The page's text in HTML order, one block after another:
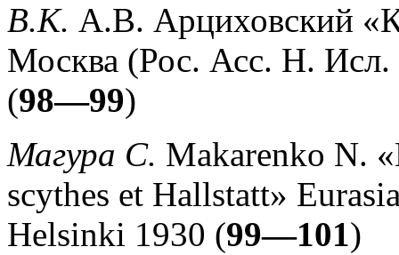
В.К. А.В. Арциховский
Москва (Рос. Асс. Н.
(98—99)
Магура С. Makarenko N.
scythes et Hallstatt»
Helsinki 1930 (99—101)